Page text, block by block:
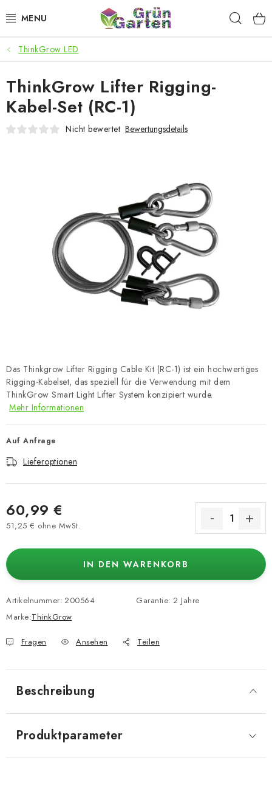
Inhalt
ANGEBOTE
LED PFLANZENLAMPEN
ANBAUBEDARF FÜR DEN HEIMANBAU
SMARTER GARTEN
Geschäftsbewertung Kaufberatung AGB
Blog
Datenschutzerklärung Impressum
ThinkGrow LED
Das Thinkgrow Lifter Rigging Cable Kit (RC-1) ist ein hochwertiges
Rigging-Kabelset, das speziell für die Verwendung mit dem
ThinkGrow Smart Light Lifter System konzipiert wurde.
Mehr Informationen
Auf Anfrage
Lieferoptionen
60,99 €
51,25 € ohne MwSt.
IN DEN WARENKORB
Artikelnummer: 200564
Marke:ThinkGrow
Garantie: 2 Jahre
Fragen Ansehen Teilen
ThinkGrow Lifter Rigging-
Kabel-Set (RC-1)
Nicht bewertet Bewertungsdetails
Beschreibung
Produktparameter